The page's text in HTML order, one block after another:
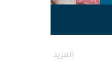
المزيد